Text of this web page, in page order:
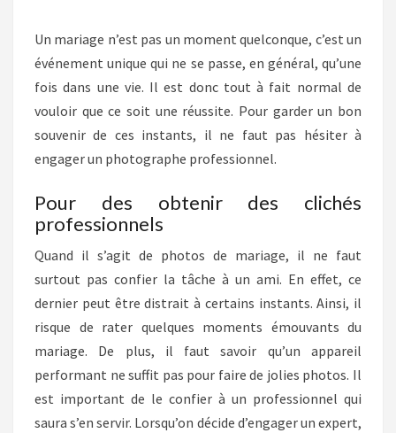
Un mariage n’est pas un moment quelconque, c’est un
événement unique qui ne se passe, en général, qu’une
fois dans une vie. Il est donc tout à fait normal de
vouloir que ce soit une réussite. Pour garder un bon
souvenir de ces instants, il ne faut pas hésiter à
engager un photographe professionnel.
Pour des obtenir des clichés
professionnels
Quand il s’agit de photos de mariage, il ne faut
surtout pas confier la tâche à un ami. En effet, ce
dernier peut être distrait à certains instants. Ainsi, il
risque de rater quelques moments émouvants du
mariage. De plus, il faut savoir qu’un appareil
performant ne suffit pas pour faire de jolies photos. Il
est important de le confier à un professionnel qui
saura s’en servir. Lorsqu’on décide d’engager un expert,